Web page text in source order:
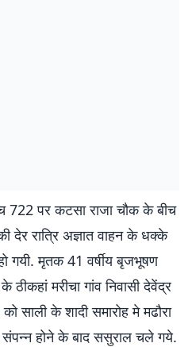
722 पर कटसा राजा चौक के बीच
देर रात्रि अज्ञात वाहन के धक्के
गयी. मृतक 41 वर्षीय बृजभूषण
ठीकहां मरीचा गांव निवासी देवेंद्र
साली के शादी समारोह मे मढौरा
संपन्न होने के बाद ससुराल चले गये.